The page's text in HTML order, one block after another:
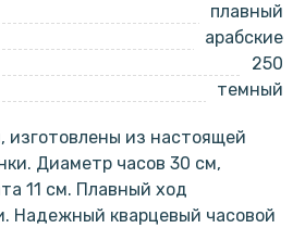
плавный
арабские
250
темный
изготовлены из настоящей
Диаметр часов 30 см,
11 см. Плавный ход
Надежный кварцевый часовой